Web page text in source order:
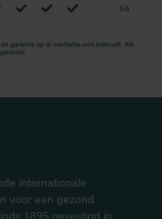
internationale
voor een gezond
1895 gevestigd in